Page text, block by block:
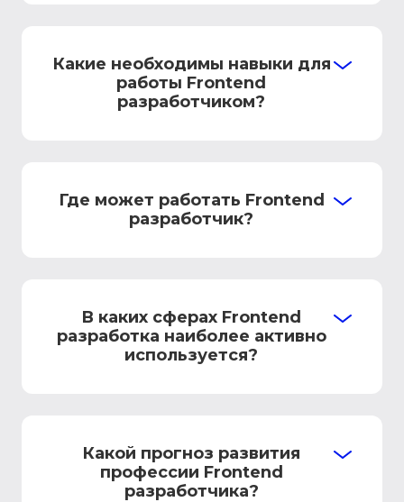
Какие необходимы навыки для
работы Frontend
разработчиком?
Где может работать Frontend
разработчик?
В каких сферах Frontend
разработка наиболее активно
используется?
Какой прогноз развития
профессии Frontend
разработчика?